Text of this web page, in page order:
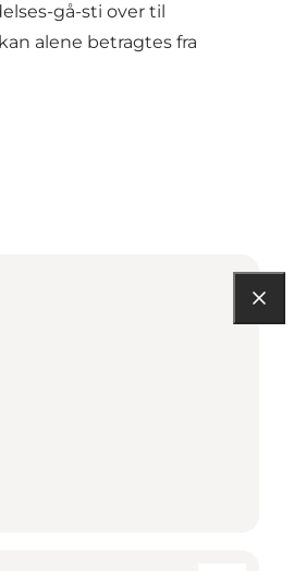
gå-sti over til
alene betragtes fra